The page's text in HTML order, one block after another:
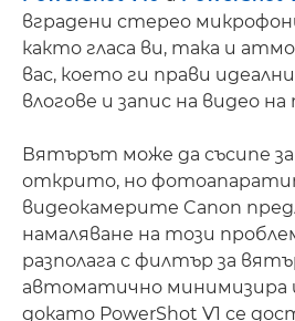
вградени стерео
както гласа ви, така и
вас, което ги прави
влогове и запис на видео
Вятърът може да съсипе
открито, но
видеокамерите Canon
намаляване на този
разполага с филтър за
автоматично минимизира
докато PowerShot V1 се